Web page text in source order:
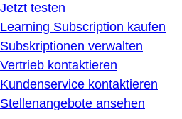
Jetzt testen
Learning Subscription kaufen
Subskriptionen verwalten
Vertrieb kontaktieren
Kundenservice kontaktieren
Stellenangebote ansehen